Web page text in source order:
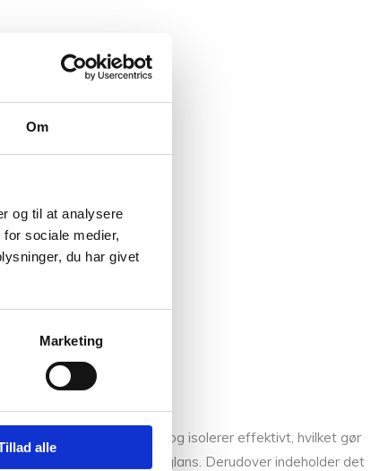
Om
og til at analysere
sociale medier,
du har givet
Marketing
alle
uld. Tilia absorberer fugt og isolerer effektivt, hvilket gør
og en smuk, naturlig glans. Derudover indeholder det